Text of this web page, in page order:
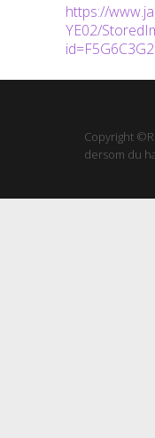
https://
YE02/
Copyright
dersom du